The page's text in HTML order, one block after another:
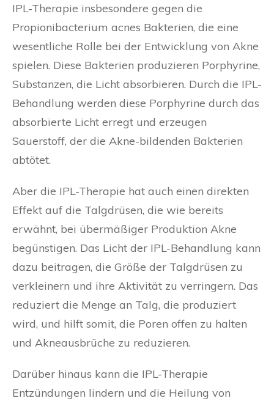
IPL-Therapie insbesondere gegen die
Propionibacterium acnes Bakterien, die eine
wesentliche Rolle bei der Entwicklung von Akne
spielen. Diese Bakterien produzieren Porphyrine,
Substanzen, die Licht absorbieren. Durch die IPL-
Behandlung werden diese Porphyrine durch das
absorbierte Licht erregt und erzeugen
Sauerstoff, der die Akne-bildenden Bakterien
abtötet.
Aber die IPL-Therapie hat auch einen direkten
Effekt auf die Talgdrüsen, die wie bereits
erwähnt, bei übermäßiger Produktion Akne
begünstigen. Das Licht der IPL-Behandlung kann
dazu beitragen, die Größe der Talgdrüsen zu
verkleinern und ihre Aktivität zu verringern. Das
reduziert die Menge an Talg, die produziert
wird, und hilft somit, die Poren offen zu halten
und Akneausbrüche zu reduzieren.
Darüber hinaus kann die IPL-Therapie
Entzündungen lindern und die Heilung von